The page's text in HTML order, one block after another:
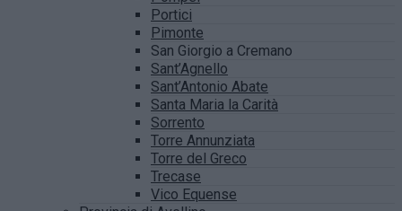
Portici
Pimonte
San Giorgio a Cremano
Sant’Agnello
Sant’Antonio Abate
Santa Maria la Carità
Sorrento
Torre Annunziata
Torre del Greco
Trecase
Vico Equense